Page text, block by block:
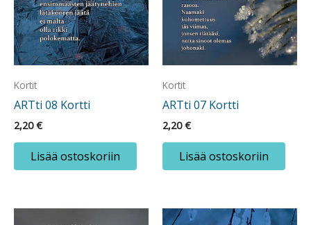
Kortit
ARTti 08 Kortti
2,20€
Lisää ostoskoriin
Kortit
ARTti 07 Kortti
2,20€
Lisää ostoskoriin